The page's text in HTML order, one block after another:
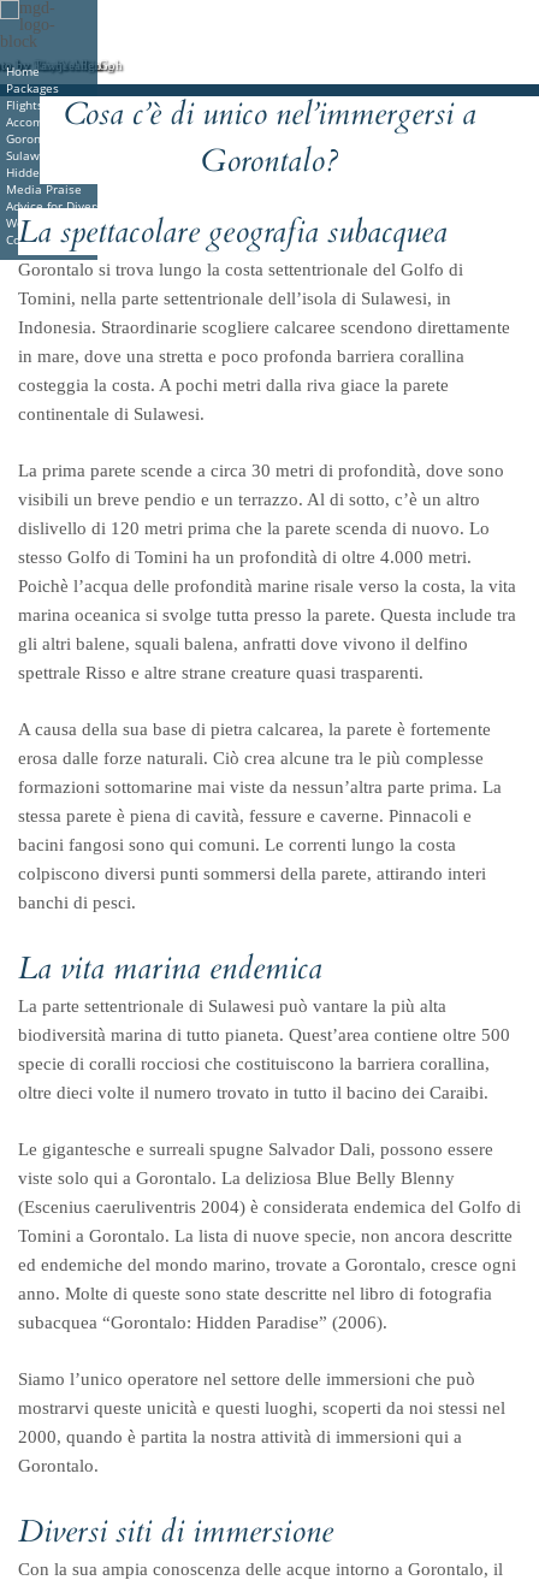
Home
Packages
Flights & Travel
Accommodations
Gorontalo Dive Sites
Sulawesi Diving
Hidden Paradise Book
Media Praise
Advice for Divers
Weblog
Contact
by Stephen Wong
by Rantje Allen
by Michael Tan
by Rantje Allen
by Taw Yeang Goh
Deutsche Indonesian Italiano Nederlands
Cosa c’è di unico nel’immergersi a
Gorontalo?
La spettacolare geografia subacquea
Gorontalo si trova lungo la costa settentrionale del Golfo di
Tomini, nella parte settentrionale dell’isola di Sulawesi, in
Indonesia. Straordinarie scogliere calcaree scendono direttamente
in mare, dove una stretta e poco profonda barriera corallina
costeggia la costa. A pochi metri dalla riva giace la parete
continentale di Sulawesi.
La prima parete scende a circa 30 metri di profondità, dove sono
visibili un breve pendio e un terrazzo. Al di sotto, c’è un altro
dislivello di 120 metri prima che la parete scenda di nuovo. Lo
stesso Golfo di Tomini ha un profondità di oltre 4.000 metri.
Poichè l’acqua delle profondità marine risale verso la costa, la vita
marina oceanica si svolge tutta presso la parete. Questa include tra
gli altri balene, squali balena, anfratti dove vivono il delfino
spettrale Risso e altre strane creature quasi trasparenti.
A causa della sua base di pietra calcarea, la parete è fortemente
erosa dalle forze naturali. Ciò crea alcune tra le più complesse
formazioni sottomarine mai viste da nessun’altra parte prima. La
stessa parete è piena di cavità, fessure e caverne. Pinnacoli e
bacini fangosi sono qui comuni. Le correnti lungo la costa
colpiscono diversi punti sommersi della parete, attirando interi
banchi di pesci.
La vita marina endemica
La parte settentrionale di Sulawesi può vantare la più alta
biodiversità marina di tutto pianeta. Quest’area contiene oltre 500
specie di coralli rocciosi che costituiscono la barriera corallina,
oltre dieci volte il numero trovato in tutto il bacino dei Caraibi.
Le gigantesche e surreali spugne Salvador Dali, possono essere
viste solo qui a Gorontalo. La deliziosa Blue Belly Blenny
(Escenius caeruliventris 2004) è considerata endemica del Golfo di
Tomini a Gorontalo. La lista di nuove specie, non ancora descritte
ed endemiche del mondo marino, trovate a Gorontalo, cresce ogni
anno. Molte di queste sono state descritte nel libro di fotografia
subacquea “Gorontalo: Hidden Paradise” (2006).
Siamo l’unico operatore nel settore delle immersioni che può
mostrarvi queste unicità e questi luoghi, scoperti da noi stessi nel
2000, quando è partita la nostra attività di immersioni qui a
Gorontalo.
Diversi siti di immersione
Con la sua ampia conoscenza delle acque intorno a Gorontalo, il